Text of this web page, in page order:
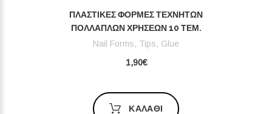
ΠΛΑΣΤΙΚΈΣ ΦΌΡΜΕΣ ΤΕΧΝΗΤΏΝ
ΠΟΛΛΑΠΛΏΝ ΧΡΉΣΕΩΝ 10 ΤΕΜ.
Nail Forms, Tips, Glue
1,90€
ΚΑΛΆΘΙ